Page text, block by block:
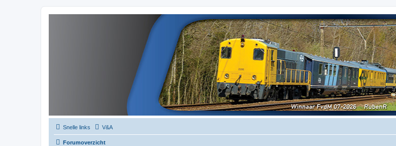
Snelle links V&A
Forumoverzicht